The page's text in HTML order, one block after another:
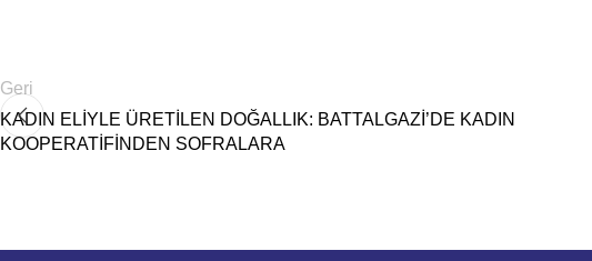
Geri
KADIN ELİYLE ÜRETİLEN DOĞALLIK: BATTALGAZİ’DE KADIN
KOOPERATİFİNDEN SOFRALARA